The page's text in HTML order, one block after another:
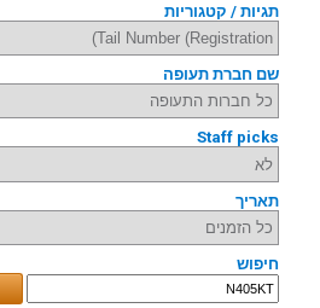
תגיות / קטגוריות
שם חברת תעופה
Staff picks
תאריך
חיפוש